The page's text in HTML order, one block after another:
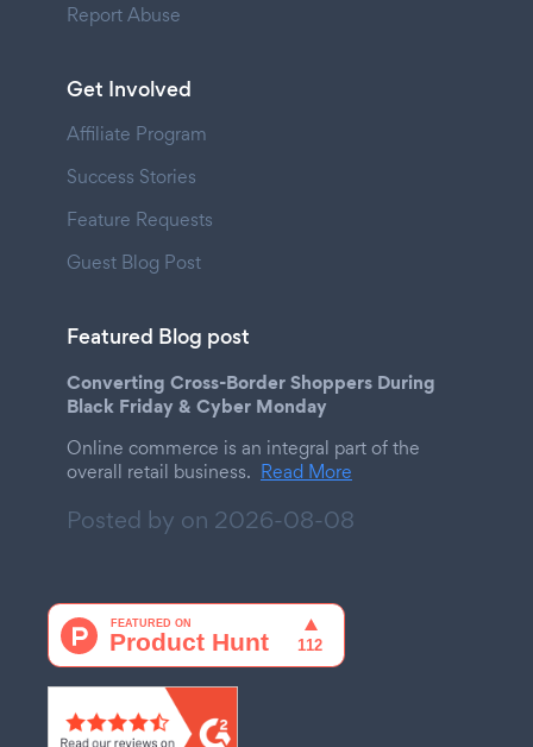
Report Abuse
Get Involved
Affiliate Program
Success Stories
Feature Requests
Guest Blog Post
Featured Blog post
Converting Cross-Border Shoppers During
Black Friday & Cyber Monday
Online commerce is an integral part of the
overall retail business. Read More
Posted by on 2026-08-08